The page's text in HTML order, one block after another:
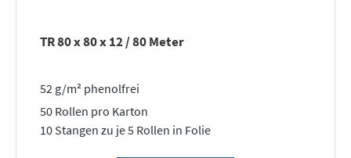
TR 80 x 80 x 12 / 80 Meter
52 g/m² phenolfrei
50 Rollen pro Karton
10 Stangen zu je 5 Rollen in Folie